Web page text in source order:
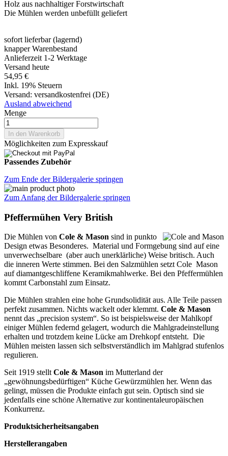
Holz aus nachhaltiger Forstwirtschaft
Die Mühlen werden unbefüllt geliefert
sofort lieferbar (lagernd)
knapper Warenbestand
Anlieferzeit 1-2 Werktage
Versand heute
54,95 €
Inkl. 19% Steuern
Versand: versandkostenfrei (DE)
Ausland abweichend
Menge
In den Warenkorb
Möglichkeiten zum Expresskauf
Passendes Zubehör
Zum Ende der Bildergalerie springen
Zum Anfang der Bildergalerie springen
Pfeffermühen Very British
Die Mühlen von Cole & Mason sind in punkto
Design etwas Besonderes. Material und Formgebung sind auf eine
unverwechselbare (aber auch unerklärliche) Weise britisch. Auch
die inneren Werte stimmen. Bei den Salzmühlen setzt Cole Mason
auf diamantgeschliffene Keramikmahlwerke. Bei den Pfeffermühlen
kommt Carbonstahl zum Einsatz.
Die Mühlen strahlen eine hohe Grundsolidität aus. Alle Teile passen
perfekt zusammen. Nichts wackelt oder klemmt. Cole & Mason
nennt das „precision system“. So ist beispielsweise der Mahlkopf
einiger Mühlen federnd gelagert, wodurch die Mahlgradeinstellung
erhalten und trotzdem keine Lücke am Drehkopf entsteht. Die
Mühlen meisten lassen sich selbstverständlich im Mahlgrad stufenlos
regulieren.
Seit 1919 stellt Cole & Mason im Mutterland der
„gewöhnungsbedürftigen“ Küche Gewürzmühlen her. Wenn das
gelingt, müssen die Produkte einfach gut sein. Optisch sind sie
jedenfalls eine schöne Alternative zur kontinentaleuropäischen
Konkurrenz.
Produktsicherheitsangaben
Herstellerangaben